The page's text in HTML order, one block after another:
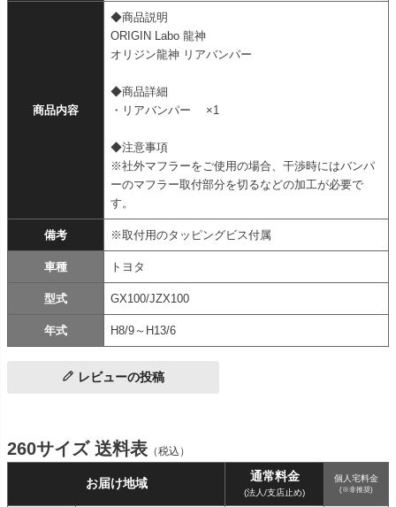
商品内容
◆商品説明
ORIGIN Labo 龍神
オリジン龍神 リアバンパー
◆商品詳細
・リアバンパー ×1
◆注意事項
※社外マフラーをご使用の場合、干渉時にはバンパ
ーのマフラー取付部分を切るなどの加工が必要で
す。
備考 ※取付用のタッピングビス付属
車種 トヨタ
型式 GX100/JZX100
年式 H8/9～H13/6
レビューの投稿
260サイズ 送料表 （税込）
お届け地域 通常料金
(法人/支店止め)
個人宅料金
(※非推奨)